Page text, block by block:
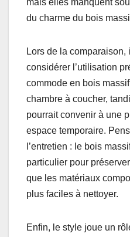
du charme du bois
Lors de la
considérer l’utilisation
commode en bois
chambre à coucher,
pourrait convenir à une
espace temporaire.
l’entretien : le bois
particulier pour
que les matériaux
plus faciles à nettoyer.
Enfin, le style joue un